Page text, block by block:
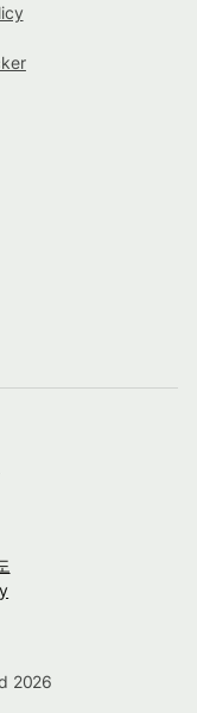
2026